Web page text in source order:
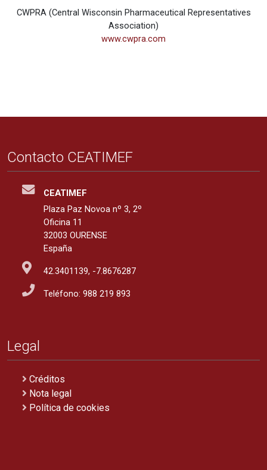
CWPRA (Central Wisconsin Pharmaceutical Representatives
Association)
www.cwpra.com
Contacto CEATIMEF
CEATIMEF
Plaza Paz Novoa nº 3, 2º
Oficina 11
32003 OURENSE
España
42.3401139, -7.8676287
Teléfono: 988 219 893
Legal
Créditos
Nota legal
Política de cookies